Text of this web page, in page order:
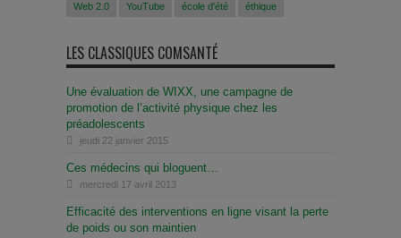
Web 2.0 YouTube école d'été éthique
LES CLASSIQUES COMSANTÉ
Une évaluation de WIXX, une campagne de
promotion de l’activité physique chez les
préadolescents
jeudi 22 janvier 2015
Ces médecins qui bloguent…
mercredi 17 avril 2013
Efficacité des interventions en ligne visant la perte
de poids ou son maintien